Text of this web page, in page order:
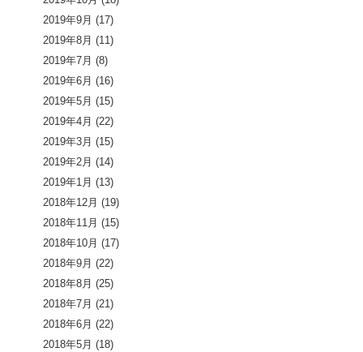
2019年9月 (17)
2019年8月 (11)
2019年7月 (8)
2019年6月 (16)
2019年5月 (15)
2019年4月 (22)
2019年3月 (15)
2019年2月 (14)
2019年1月 (13)
2018年12月 (19)
2018年11月 (15)
2018年10月 (17)
2018年9月 (22)
2018年8月 (25)
2018年7月 (21)
2018年6月 (22)
2018年5月 (18)